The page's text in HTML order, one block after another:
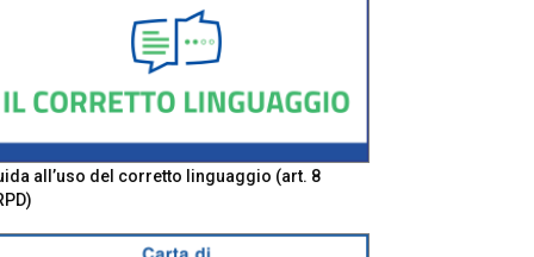
all’uso del corretto linguaggio (art. 8